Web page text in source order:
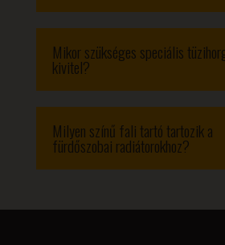
Mikor szükséges speciális
kivitel?
Milyen színű fali tartó tartozik a
fürdőszobai radiátorokhoz?